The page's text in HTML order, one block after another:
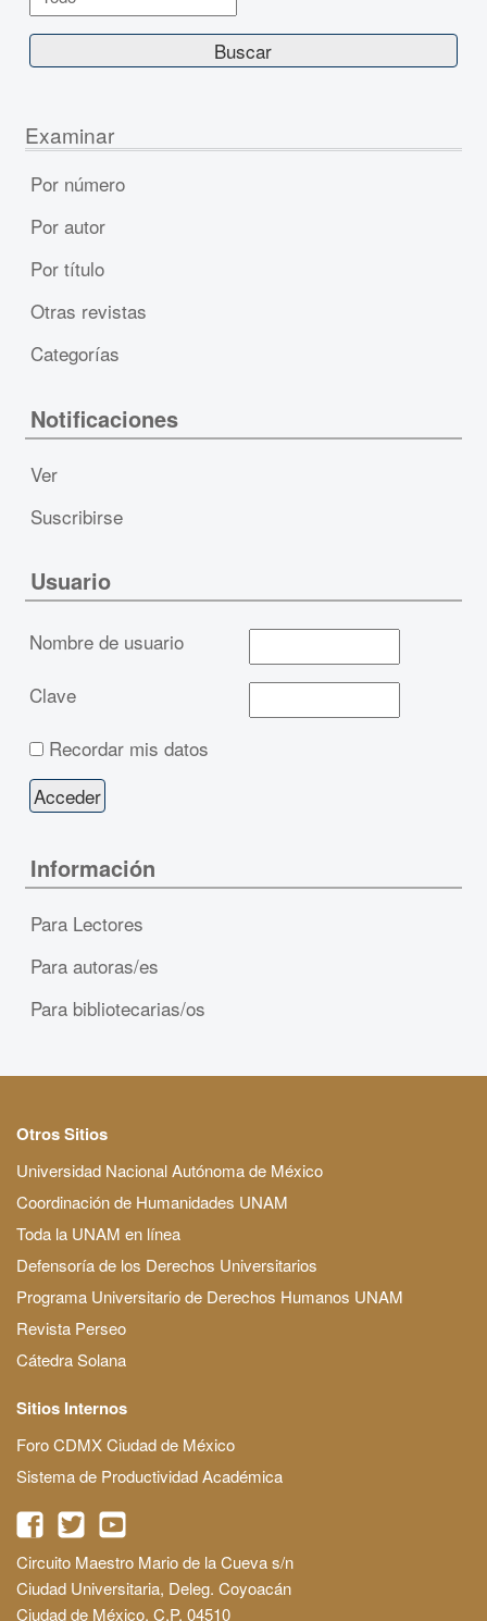
Examinar
Por número
Por autor
Por título
Otras revistas
Categorías
Notificaciones
Ver
Suscribirse
Usuario
Nombre de usuario
Clave
Recordar mis datos
Información
Para Lectores
Para autoras/es
Para bibliotecarias/os
Otros Sitios
Universidad Nacional Autónoma de México
Coordinación de Humanidades UNAM
Toda la UNAM en línea
Defensoría de los Derechos Universitarios
Programa Universitario de Derechos Humanos UNAM
Revista Perseo
Cátedra Solana
Sitios Internos
Foro CDMX Ciudad de México
Sistema de Productividad Académica
Circuito Maestro Mario de la Cueva s/n
Ciudad Universitaria, Deleg. Coyoacán
Ciudad de México, C.P. 04510